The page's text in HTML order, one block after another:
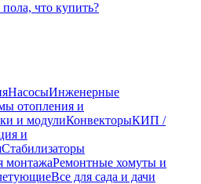
что купить?
НасосыИнженерные
отопления и
и модулиКонвекторыКИП /
и
Стабилизаторы
монтажаРемонтные хомуты и
Все для сада и дачи